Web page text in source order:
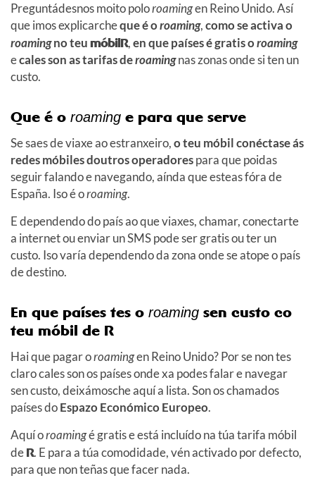
Preguntádesnos moito poloroamingen Reino Unido. Así
que imos explicarcheque é oroaming,como se activa o
roamingno teumóbilR,en que países é gratis oroaming
ecales son as tarifas deroamingnas zonas onde si ten un
custo.
Que é o roaming e para que serve
Se saes de viaxe ao estranxeiro,o teu móbil conéctase ás
redes móbiles doutros operadorespara que poidas
seguir falando e navegando, aínda que esteas fóra de
España. Iso é oroaming.
E dependendo do país ao que viaxes, chamar, conectarte
a internet ou enviar un SMS pode ser gratis ou ter un
custo. Iso varía dependendo da zona onde se atope o país
de destino.
En que países tes o roaming sen custo co
teu móbil de R
Hai que pagar oroamingen Reino Unido? Por se non tes
claro cales son os países onde xa podes falar e navegar
sen custo, deixámosche aquí a lista. Son os chamados
países doEspazo Económico Europeo.
Aquí oroamingé gratis e está incluído na túa tarifa móbil
deR. E para a túa comodidade, vén activado por defecto,
para que non teñas que facer nada.